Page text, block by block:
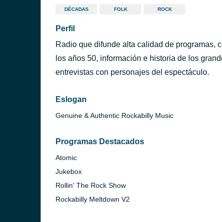
DÉCADAS FOLK ROCK
Perfil
Radio que difunde alta calidad de programas,
los años 50, información e historia de los
entrevistas con personajes del espectáculo.
Eslogan
Genuine & Authentic Rockabilly Music
Programas Destacados
Atomic
Jukebox
Rollin' The Rock Show
Rockabilly Meltdown V2